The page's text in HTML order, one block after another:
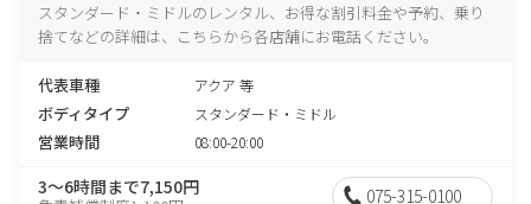
スタンダード・ミドルのレンタル、お得な割引料金や予約、乗り
捨てなどの詳細は、こちらから各店舗にお電話ください。
代表車種 アクア 等
ボディタイプ スタンダード・ミドル
営業時間 08:00-20:00
3～6時間まで7,150円 075-315-0100